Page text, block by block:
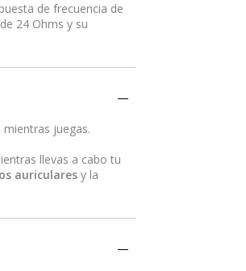
de frecuencia de
24 Ohms y su
mientras juegas.
llevas a cabo tu
auriculares y la